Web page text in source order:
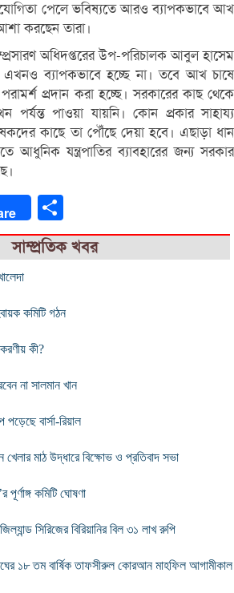
পেলে ভবিষ্যতে আরও ব্যাপকভাবে আখ
করছেন তারা।
অধিদপ্তরের উপ-পরিচালক আবুল হাসেম
ব্যাপকভাবে হচ্ছে না। তবে আখ চাষে
প্রদান করা হচ্ছে। সরকারের কাছ থেকে
পর্যন্ত পাওয়া যায়নি। কোন প্রকার সাহায্য
কাছে তা পৌঁছে দেয়া হবে। এছাড়া ধান
আধুনিক যন্ত্রপাতির ব্যাবহারের জন্য সরকার
সাম্প্রতিক খবর
কমিটি গঠন
কী?
না সালমান খান
বার্সা-রিয়াল
মাঠ উদ্ধারে বিক্ষোভ ও প্রতিবাদ সভা
কমিটি ঘোষণা
সিরিজের বিরিয়ানির বিল ৩১ লাখ রুপি
১৮ তম বার্ষিক তাফসীরুল কোরআন মাহফিল আগামীকাল